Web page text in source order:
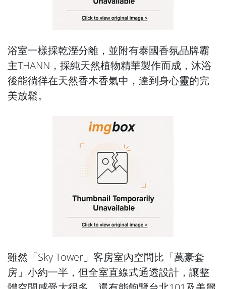
浴室一樣採乾溼分離，並附有泰國香氛品牌霸
主THANN，採純天然植物精華製作而成，沐浴
後能徜徉在天然香木香氣中，達到身心靈的完
美放鬆。
雖然「Sky Tower」客房室內空間比「萬豪套
房」小約一半，但全室直線式通透設計，讓整